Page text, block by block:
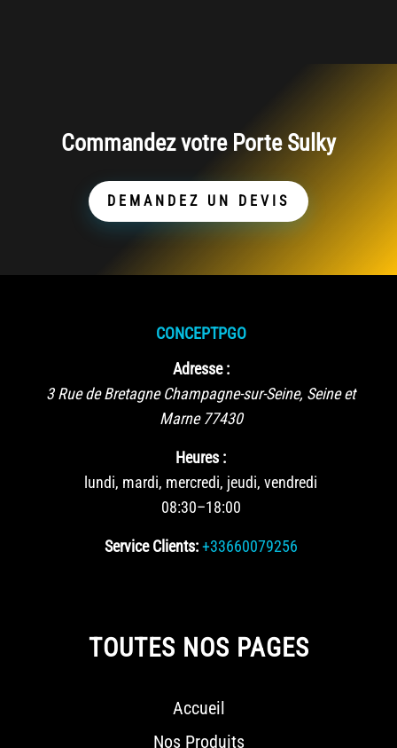
Commandez votre Porte Sulky
DEMANDEZ UN DEVIS
CONCEPTPGO
Adresse :
3 Rue de Bretagne Champagne-sur-Seine, Seine et
Marne 77430
Heures :
lundi, mardi, mercredi, jeudi, vendredi
08:30–18:00
Service Clients: +33660079256
TOUTES NOS PAGES
Accueil
Nos Produits